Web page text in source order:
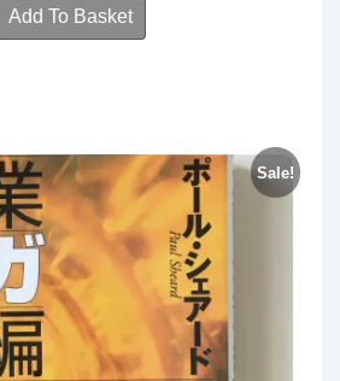
was:
£ 3.50.
is:
£ 2.62.
Add To Basket
Sale!